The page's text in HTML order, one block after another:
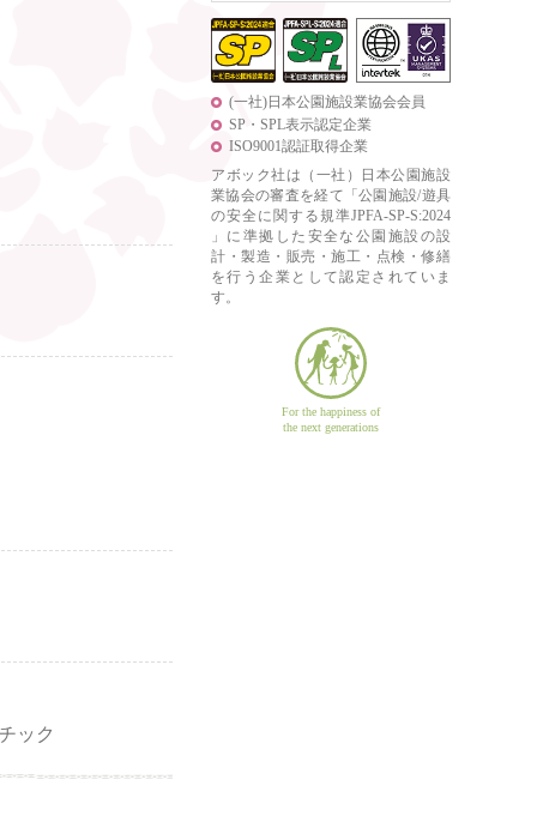
ック
(一社)日本公園施設業協会会員
SP・SPL表示認定企業
ISO9001認証取得企業
アボック社は（一社）日本公園施設
業協会の審査を経て「公園施設/遊具
の安全に関する規準JPFA-SP-S:2024
」に準拠した安全な公園施設の設
計・製造・販売・施工・点検・修繕
を行う企業として認定されていま
す。
For the happiness of
the next generations